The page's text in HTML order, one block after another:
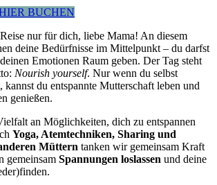
BUCHEN
nur für dich, liebe Mama! An diesem
deine Bedürfnisse im Mittelpunkt – du darfst
Emotionen Raum geben. Der Tag steht
Nourish yourself. Nur wenn du selbst
kannst du entspannte Mutterschaft leben und
genießen.
an Möglichkeiten, dich zu entspannen
Yoga, Atemtechniken, Sharing und
Müttern tanken wir gemeinsam Kraft
gemeinsam Spannungen loslassen und deine